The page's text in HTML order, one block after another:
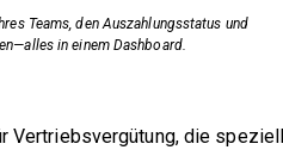
Teams, den Auszahlungsstatus und
in einem Dashboard.
Vertriebsvergütung, die